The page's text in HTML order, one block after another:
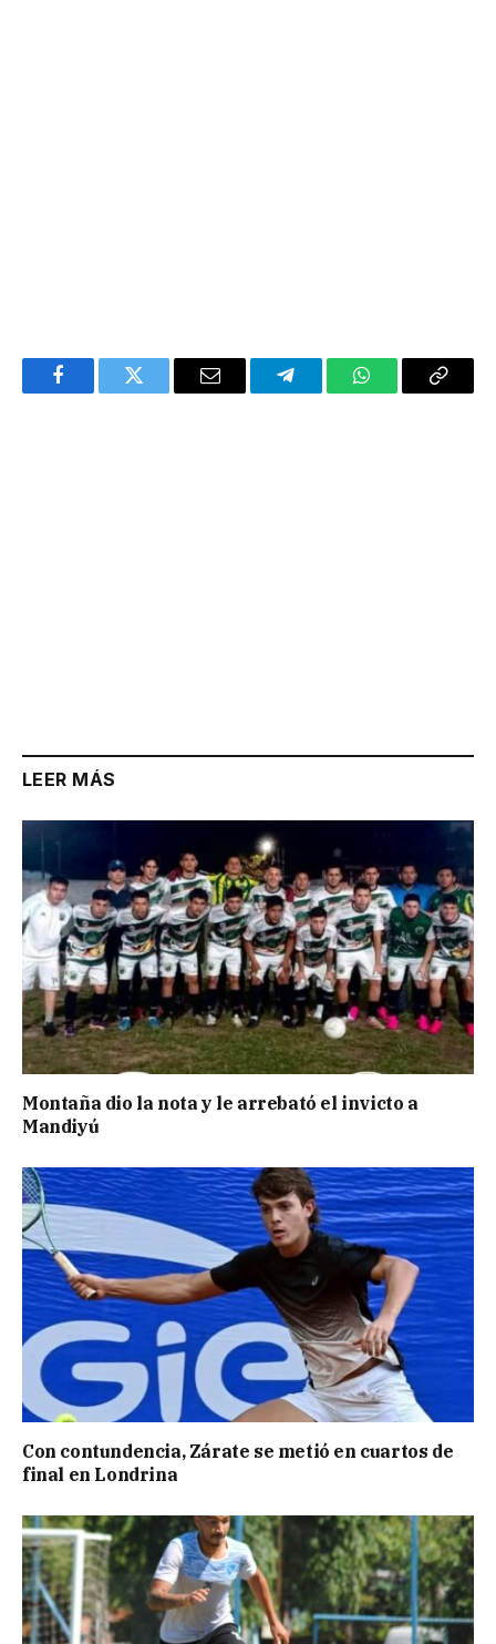
FacebookTwitter Email TelegramWhatsAppCopy
LEER MÁS
Montaña dio la nota y le arrebató el invicto a
Mandiyú
Con contundencia, Zárate se metió en cuartos de
final en Londrina